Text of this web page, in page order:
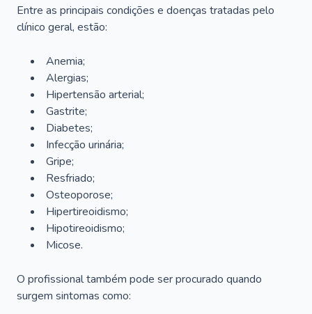
Entre as principais condições e doenças tratadas pelo
clínico geral, estão:
Anemia;
Alergias;
Hipertensão arterial;
Gastrite;
Diabetes;
Infecção urinária;
Gripe;
Resfriado;
Osteoporose;
Hipertireoidismo;
Hipotireoidismo;
Micose.
O profissional também pode ser procurado quando
surgem sintomas como: